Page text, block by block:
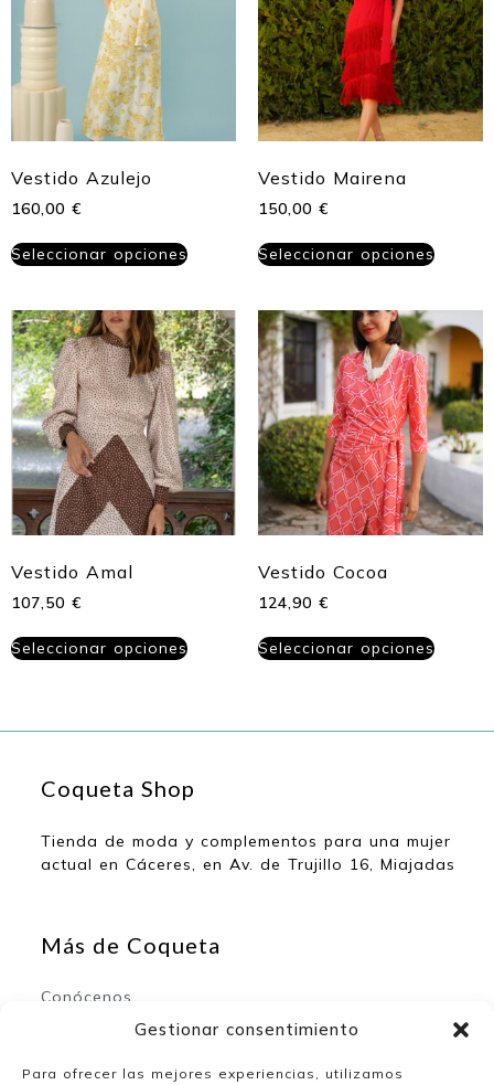
Gestionar consentimiento
Para ofrecer las mejores experiencias, utilizamos
Vestido Azulejo
160,00 €
Seleccionar opciones
Vestido Mairena
150,00 €
Seleccionar opciones
Vestido Amal
107,50 €
Seleccionar opciones
Vestido Cocoa
124,90 €
Seleccionar opciones
Coqueta Shop
Tienda de moda y complementos para una mujer
actual en Cáceres, en Av. de Trujillo 16, Miajadas
Más de Coqueta
Conócenos